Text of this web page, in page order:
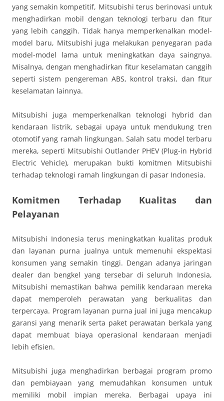
yang semakin kompetitif, Mitsubishi terus berinovasi untuk
menghadirkan mobil dengan teknologi terbaru dan fitur
yang lebih canggih. Tidak hanya memperkenalkan model-
model baru, Mitsubishi juga melakukan penyegaran pada
model-model lama untuk meningkatkan daya saingnya.
Misalnya, dengan menghadirkan fitur keselamatan canggih
seperti sistem pengereman ABS, kontrol traksi, dan fitur
keselamatan lainnya.
Mitsubishi juga memperkenalkan teknologi hybrid dan
kendaraan listrik, sebagai upaya untuk mendukung tren
otomotif yang ramah lingkungan. Salah satu model terbaru
mereka, seperti Mitsubishi Outlander PHEV (Plug-in Hybrid
Electric Vehicle), merupakan bukti komitmen Mitsubishi
terhadap teknologi ramah lingkungan di pasar Indonesia.
Komitmen Terhadap Kualitas dan
Pelayanan
Mitsubishi Indonesia terus meningkatkan kualitas produk
dan layanan purna jualnya untuk memenuhi ekspektasi
konsumen yang semakin tinggi. Dengan adanya jaringan
dealer dan bengkel yang tersebar di seluruh Indonesia,
Mitsubishi memastikan bahwa pemilik kendaraan mereka
dapat memperoleh perawatan yang berkualitas dan
terpercaya. Program layanan purna jual ini juga mencakup
garansi yang menarik serta paket perawatan berkala yang
dapat membuat biaya operasional kendaraan menjadi
lebih efisien.
Mitsubishi juga menghadirkan berbagai program promo
dan pembiayaan yang memudahkan konsumen untuk
memiliki mobil impian mereka. Berbagai upaya ini